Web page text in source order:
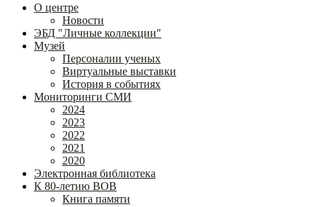
О центре
Новости
ЭБД "Личные коллекции"
Музей
Персоналии ученых
Виртуальные выставки
История в событиях
Мониторинги СМИ
2024
2023
2022
2021
2020
Электронная библиотека
К 80-летию ВОВ
Книга памяти